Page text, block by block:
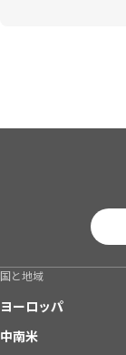
国と地域
ヨーロッパ
中南米